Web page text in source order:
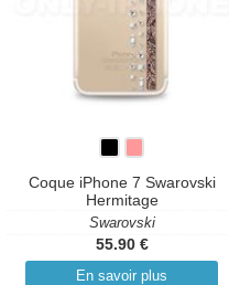
Coque iPhone 7 Swarovski
Hermitage
Swarovski
55.90 €
En savoir plus